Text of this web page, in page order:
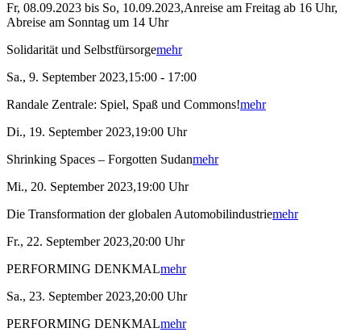
Fr, 08.09.2023 bis So, 10.09.2023,Anreise am Freitag ab 16 Uhr,
Abreise am Sonntag um 14 Uhr
Solidarität und Selbstfürsorgemehr
Sa., 9. September 2023,15:00 - 17:00
Randale Zentrale: Spiel, Spaß und Commons!mehr
Di., 19. September 2023,19:00 Uhr
Shrinking Spaces – Forgotten Sudanmehr
Mi., 20. September 2023,19:00 Uhr
Die Transformation der globalen Automobilindustriemehr
Fr., 22. September 2023,20:00 Uhr
PERFORMING DENKMALmehr
Sa., 23. September 2023,20:00 Uhr
PERFORMING DENKMALmehr